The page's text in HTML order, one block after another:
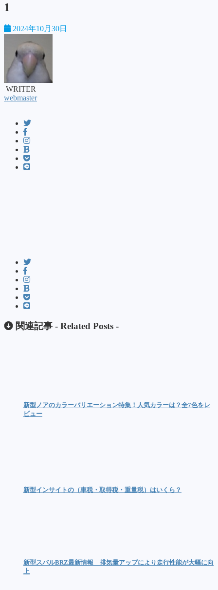
1
2024年10月30日
WRITER
webmaster
関連記事 - Related Posts -
新型ノアのカラーバリエーション特集！人気カラーは？全7色をレ
ビュー
新型インサイトの（車税・取得税・重量税）はいくら？
新型スバルBRZ最新情報 排気量アップにより走行性能が大幅に向
上